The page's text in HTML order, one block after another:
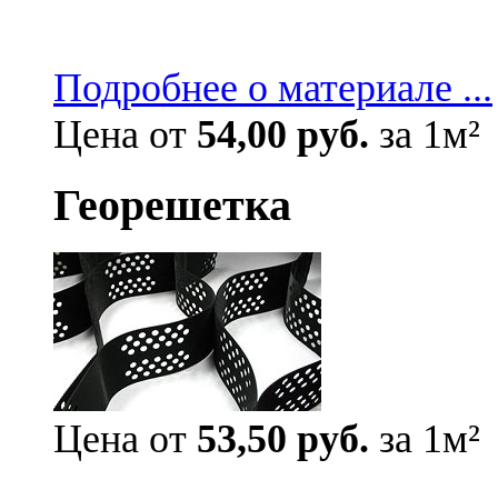
Подробнее о материале ...
Цена от 54,00 руб. за 1м²
Георешетка
Цена от 53,50 руб. за 1м²